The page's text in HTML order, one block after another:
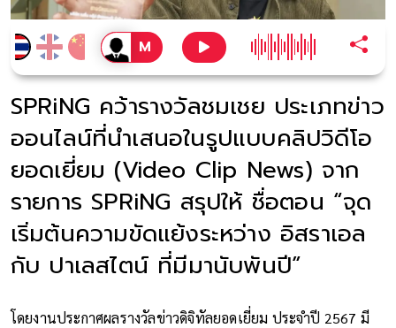
SPRiNG คว้ารางวัลชมเชย ประเภทข่าว
ออนไลน์ที่นำเสนอในรูปแบบคลิปวิดีโอ
ยอดเยี่ยม (Video Clip News) จาก
รายการ SPRiNG สรุปให้ ชื่อตอน “จุด
เริ่มต้นความขัดแย้งระหว่าง อิสราเอล
กับ ปาเลสไตน์ ที่มีมานับพันปี”
โดยงานประกาศผลรางวัลข่าวดิจิทัลยอดเยี่ยม ประจำปี 2567 มี